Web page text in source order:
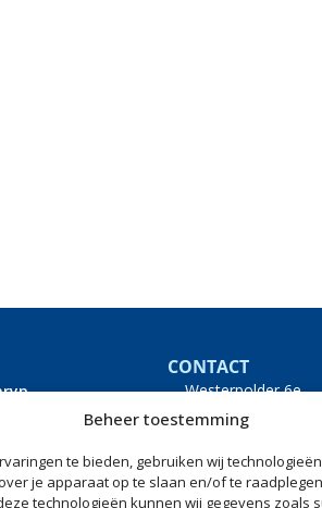
Beheer toestemming
te bieden, gebruiken wij
je apparaat op te slaan en/of te
technologieën kunnen wij gegevens zoals
CONTACT
Westerpolder 6e
9035 VS Dronryp
0517 240 500